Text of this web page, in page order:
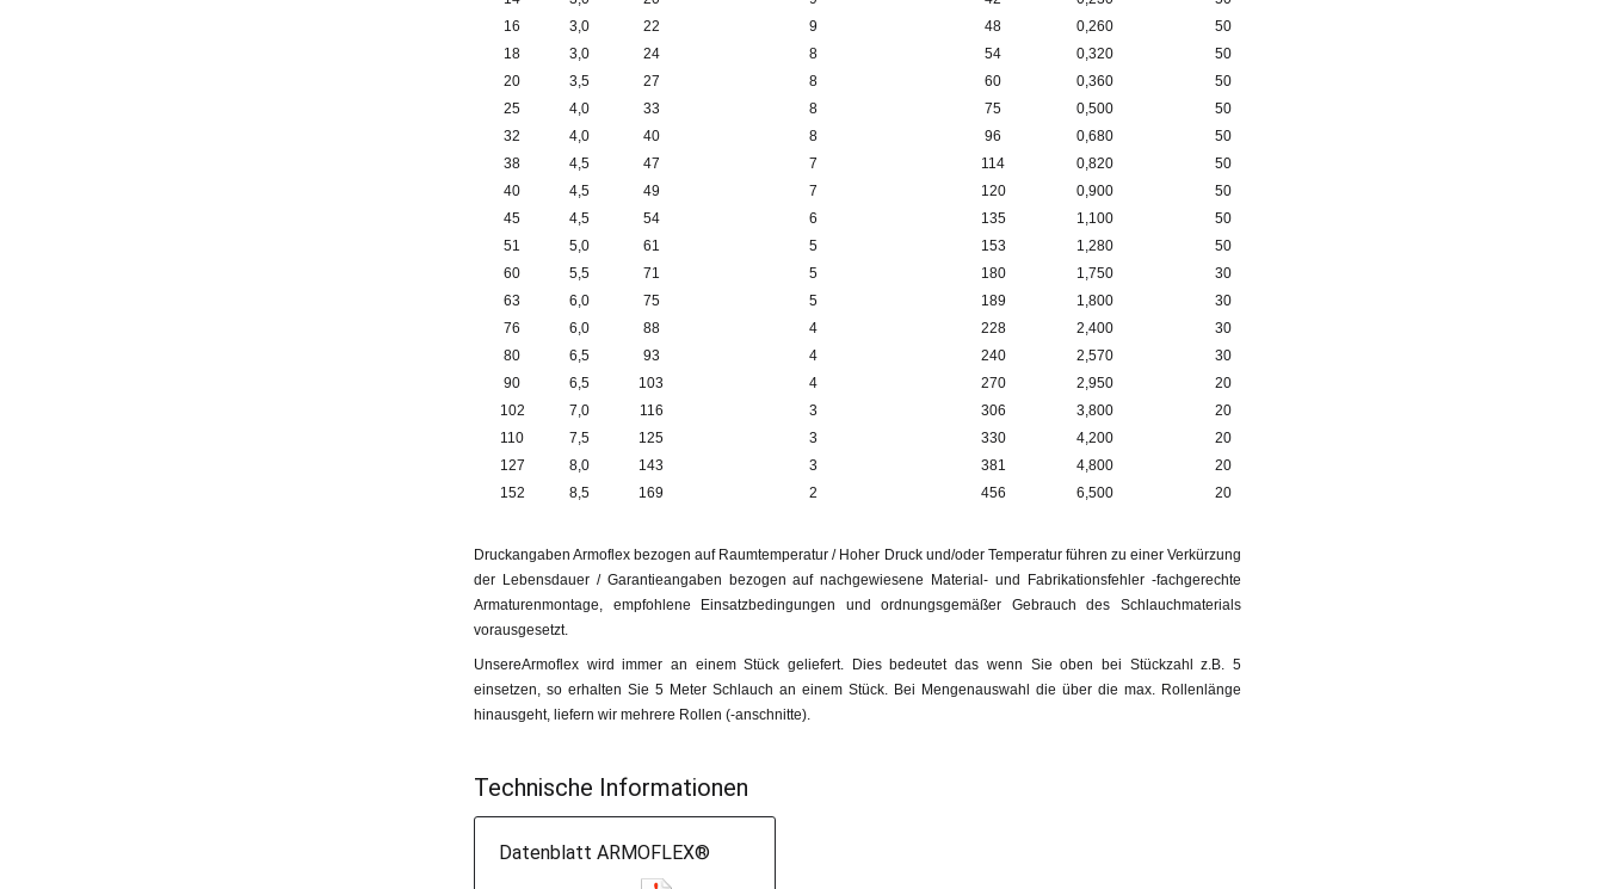
16
3,0 22 9 48 0,260
50
18
3,0 24 8 54 0,320
50
20
3,5 27 8 60 0,360
50
25
4,0 33 8 75 0,500
50
32
4,0 40 8 96 0,680
50
38
4,5 47 7 114 0,820
50
40
4,5 49 7 120 0,900
50
45
4,5 54 6 135 1,100
50
51
5,0 61 5 153 1,280
50
60
5,5 71 5 180 1,750
30
63
6,0 75 5 189 1,800
30
76
6,0 88 4 228 2,400
30
80
6,5 93 4 240 2,570
30
90
6,5 103 4 270 2,950
20
102
7,0 116 3 306 3,800
20
110
7,5 125 3 330 4,200
20
127
8,0 143 3 381 4,800
20
152
8,5 169 2 456 6,500 20
Druckangaben Armoflex bezogen auf Raumtemperatur / Hoher Druck und/oder Temperatur führen zu einer Verkürzung
der Lebensdauer / Garantieangaben bezogen auf nachgewiesene Material- und Fabrikationsfehler -fachgerechte
Armaturenmontage, empfohlene Einsatzbedingungen und ordnungsgemäßer Gebrauch des Schlauchmaterials
vorausgesetzt.
UnsereArmoflex wird immer an einem Stück geliefert. Dies bedeutet das wenn Sie oben bei Stückzahl z.B. 5
einsetzen, so erhalten Sie 5 Meter Schlauch an einem Stück. Bei Mengenauswahl die über die max. Rollenlänge
hinausgeht, liefern wir mehrere Rollen (-anschnitte).
Technische Informationen
Datenblatt ARMOFLEX®